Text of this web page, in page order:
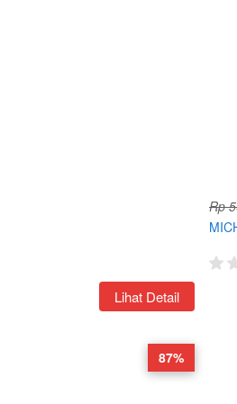
`Lihat Detail
Rp
87%